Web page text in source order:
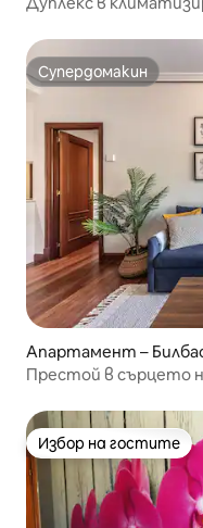
Супердомакин
Супердомакин
Апартамент –
Престой в сърцето
Избор на гостите
Избор на гостите